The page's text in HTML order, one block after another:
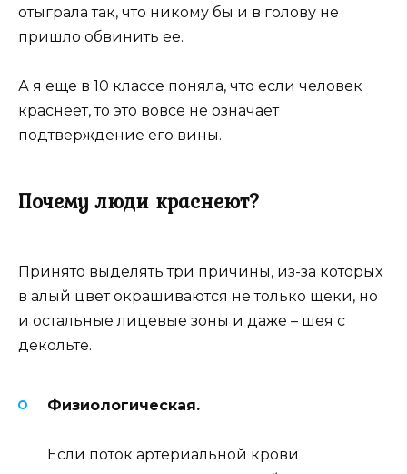
отыграла так, что никому бы и в голову не
пришло обвинить ее.
А я еще в 10 классе поняла, что если человек
краснеет, то это вовсе не означает
подтверждение его вины.
Почему люди краснеют?
Принято выделять три причины, из-за которых
в алый цвет окрашиваются не только щеки, но
и остальные лицевые зоны и даже – шея с
декольте.
Физиологическая.
Если поток артериальной крови